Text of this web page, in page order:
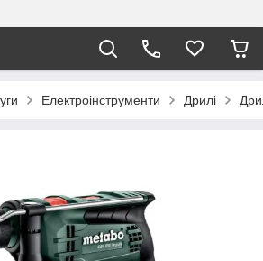
Електроінструменти Дрилі